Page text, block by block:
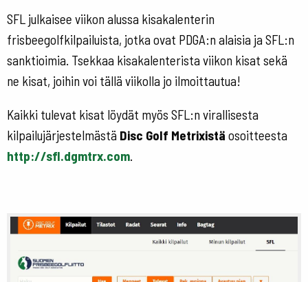
SFL julkaisee viikon alussa kisakalenterin
frisbeegolfkilpailuista, jotka ovat PDGA:n alaisia ja SFL:n
sanktioimia. Tsekkaa kisakalenterista viikon kisat sekä
ne kisat, joihin voi tällä viikolla jo ilmoittautua!
Kaikki tulevat kisat löydät myös SFL:n virallisesta
kilpailujärjestelmästä Disc Golf Metrixistä osoitteesta
http://sfl.dgmtrx.com.